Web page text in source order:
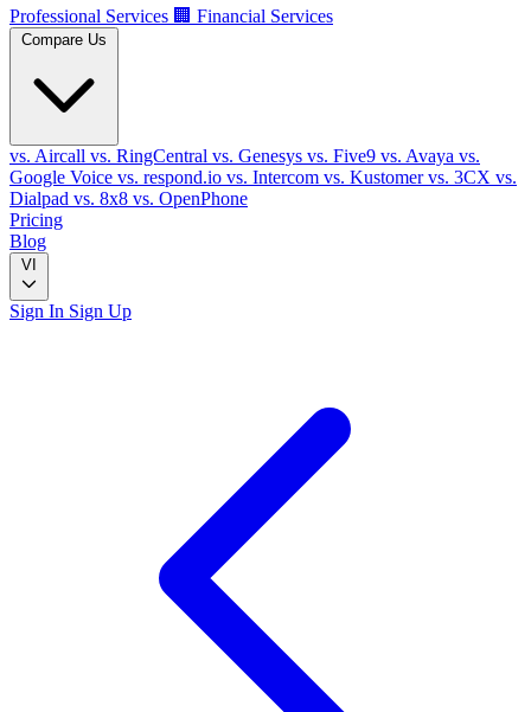
Professional Services 🏢 Financial Services
Compare Us
vs. Aircall vs. RingCentral vs. Genesys vs. Five9 vs. Avaya vs.
Google Voice vs. respond.io vs. Intercom vs. Kustomervs. 3CX vs.
Dialpad vs. 8x8 vs. OpenPhone
Pricing
Blog
VI
Sign In Sign Up